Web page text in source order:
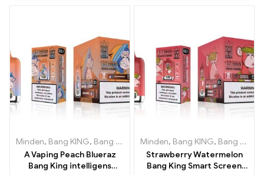
Minden, Bang KING, Bang King Smart Screen 15000 Pöfékel ,
A Vaping Peach Blueraz
Bang King intelligens
Minden, Bang KING, Bang King Smart Screen 15000 Pöfékel
Strawberry Watermelon
Bang King Smart Screen